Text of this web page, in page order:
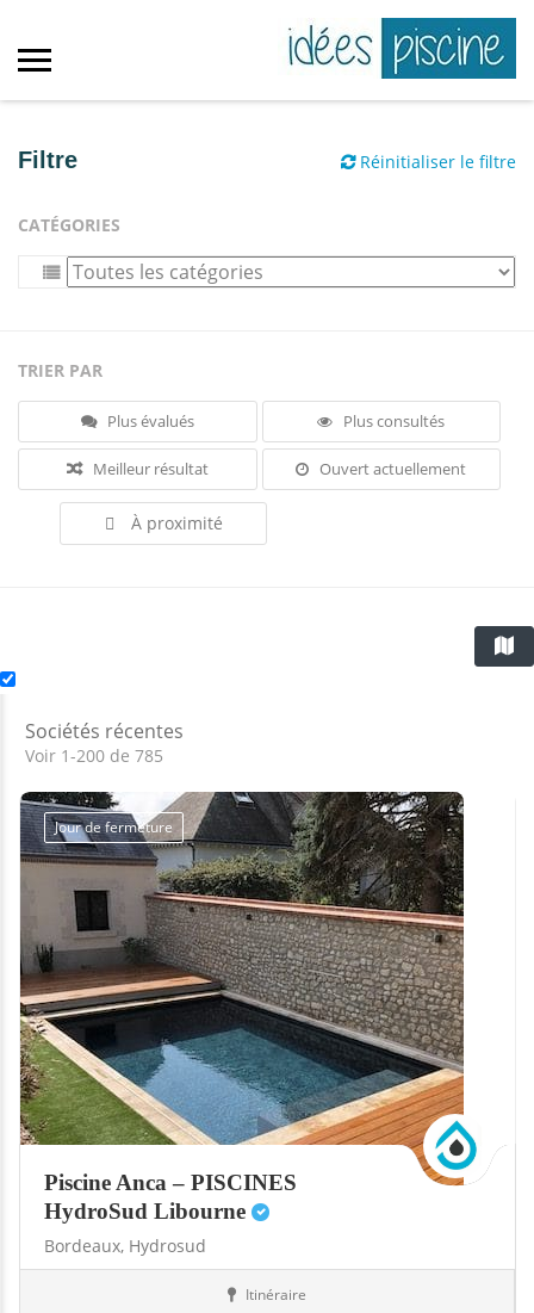
Filtre Réinitialiser le filtre
CATÉGORIES
TRIER PAR
Plus évalués Plus consultés
Meilleur résultat Ouvert actuellement
À proximité
Sociétés récentes
Voir 1-200 de 785
Jour de fermeture
Piscine Anca – PISCINES
HydroSud Libourne
Bordeaux, Hydrosud
Itinéraire